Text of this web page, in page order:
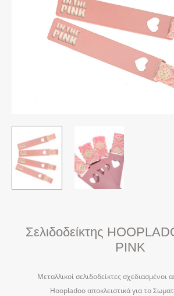
Σελιδοδείκτης
PINK
Μεταλλικοί σελιδοδείκτες σχεδιασμένοι
Hoopladoo αποκλειστικά για το